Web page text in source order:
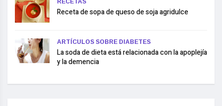
RECETAS
Receta de sopa de queso de soja agridulce
ARTÍCULOS SOBRE DIABETES
La soda de dieta está relacionada con la apoplejía
y la demencia